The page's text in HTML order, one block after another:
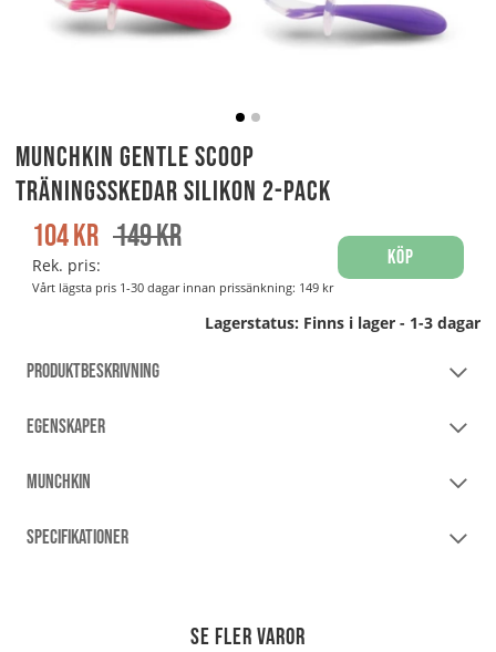
Munchkin Gentle Scoop
Träningsskedar Silikon 2-pack
149kr
104kr
Rek. pris:
Vårt lägsta pris 1-30 dagar innan prissänkning: 149 kr
Köp
Lagerstatus: Finns i lager - 1-3 dagar
PRODUKTBESKRIVNING
EGENSKAPER
MUNCHKIN
SPECIFIKATIONER
Se fler varor